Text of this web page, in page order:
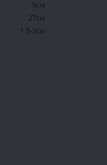
9см
27см
1.5-3см